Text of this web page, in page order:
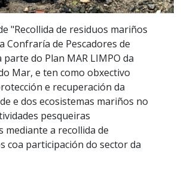
"Recollida de residuos mariños
Confraría de Pescadores de
do Plan MAR LIMPO da
Mar, e ten como obxectivo
e recuperación da
e dos ecosistemas mariños no
pesqueiras
mediante a recollida de
coa participación do sector da